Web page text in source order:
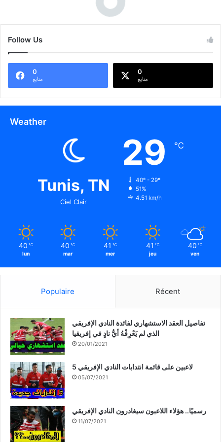
Follow Us
0
متابع
0
متابع
Weather
Tunis, TN
Ciel Clair
29 ℃
40º - 29º
51%
4.51 km/h
40 ℃
lun
40 ℃
mar
41 ℃
mer
41 ℃
jeu
40 ℃
ven
Populaire Récent
تفاصيل العقد الاستشهاري لفائدة النادي الإفريقي
الذي لم يَعْرِفْهُ أيُّ نادٍ في إفريقيا
20/01/2021
5 لاعبين على قائمة انتدابات النادي الإفريقي
05/07/2021
رسميًا.. هؤلاء اللاعبون سيغادرون النادي الإفريقي
11/07/2021